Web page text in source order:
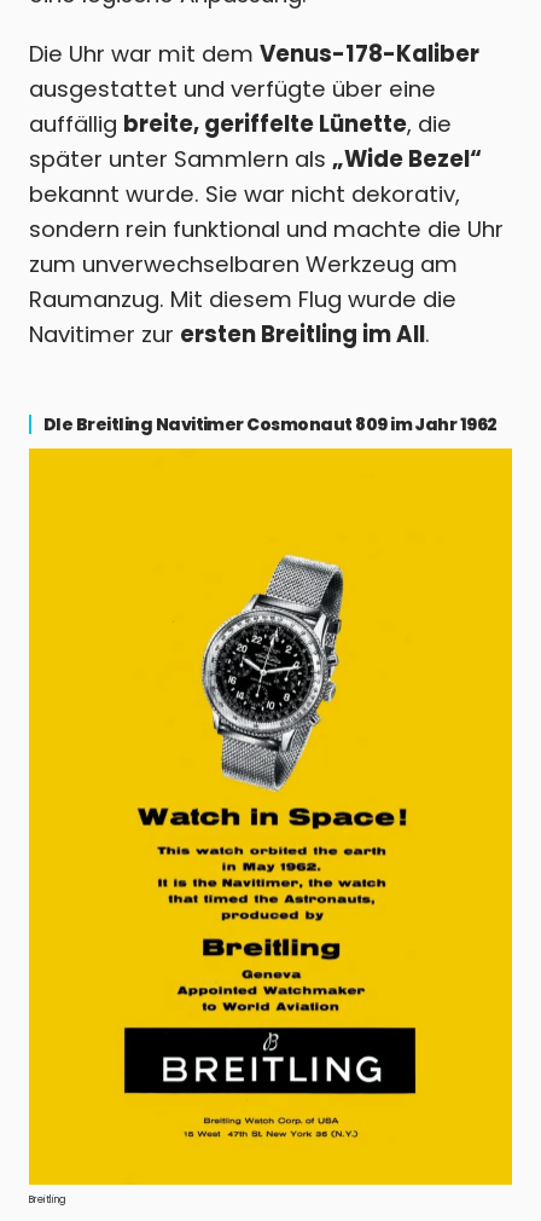
Die Uhr war mit dem Venus-178-Kaliber
ausgestattet und verfügte über eine
auffällig breite, geriffelte Lünette, die
später unter Sammlern als „Wide Bezel“
bekannt wurde. Sie war nicht dekorativ,
sondern rein funktional und machte die Uhr
zum unverwechselbaren Werkzeug am
Raumanzug. Mit diesem Flug wurde die
Navitimer zur ersten Breitling im All.
DIe Breitling Navitimer Cosmonaut 809 im Jahr 1962
Breitling